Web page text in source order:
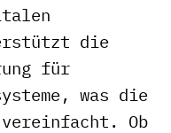
die
für
was die
Ob